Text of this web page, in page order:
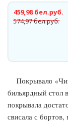
574,97 бел.руб.
459,98 бел.руб.
Покрывало
бильярдный стол
покрывала
свисала с